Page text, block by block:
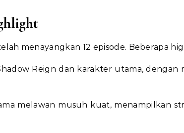
menayangkan 12 episode. Beberapa
Reign dan karakter utama, dengan
melawan musuh kuat, menampilkan